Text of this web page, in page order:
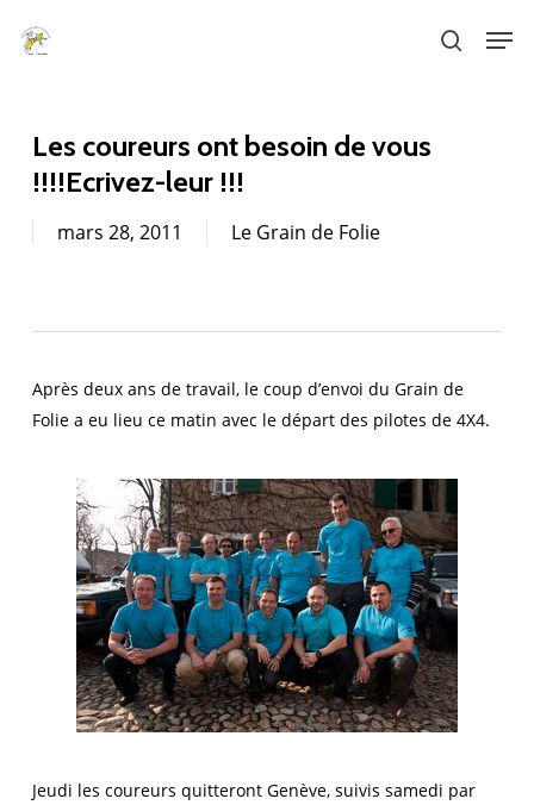
search
Les coureurs ont besoin de vous
!!!!Ecrivez-leur !!!
mars 28, 2011 Le Grain de Folie
Après deux ans de travail, le coup d’envoi du Grain de
Folie a eu lieu ce matin avec le départ des pilotes de 4X4.
Jeudi les coureurs quitteront Genève, suivis samedi par